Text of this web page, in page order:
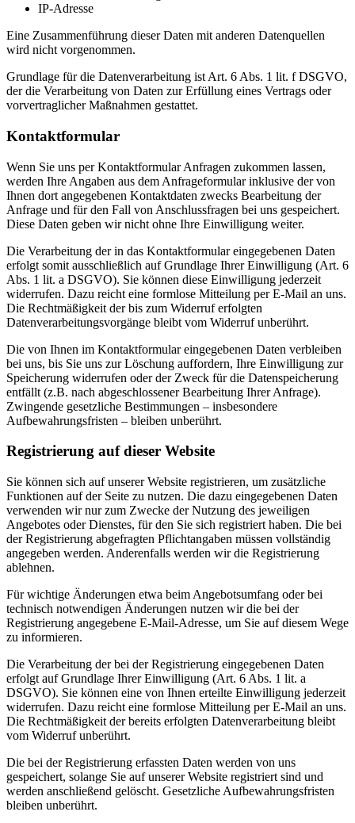
IP-Adresse
Eine Zusammenführung dieser Daten mit anderen Datenquellen
wird nicht vorgenommen.
Grundlage für die Datenverarbeitung ist Art. 6 Abs. 1 lit. f DSGVO,
der die Verarbeitung von Daten zur Erfüllung eines Vertrags oder
vorvertraglicher Maßnahmen gestattet.
Kontaktformular
Wenn Sie uns per Kontaktformular Anfragen zukommen lassen,
werden Ihre Angaben aus dem Anfrageformular inklusive der von
Ihnen dort angegebenen Kontaktdaten zwecks Bearbeitung der
Anfrage und für den Fall von Anschlussfragen bei uns gespeichert.
Diese Daten geben wir nicht ohne Ihre Einwilligung weiter.
Die Verarbeitung der in das Kontaktformular eingegebenen Daten
erfolgt somit ausschließlich auf Grundlage Ihrer Einwilligung (Art. 6
Abs. 1 lit. a DSGVO). Sie können diese Einwilligung jederzeit
widerrufen. Dazu reicht eine formlose Mitteilung per E-Mail an uns.
Die Rechtmäßigkeit der bis zum Widerruf erfolgten
Datenverarbeitungsvorgänge bleibt vom Widerruf unberührt.
Die von Ihnen im Kontaktformular eingegebenen Daten verbleiben
bei uns, bis Sie uns zur Löschung auffordern, Ihre Einwilligung zur
Speicherung widerrufen oder der Zweck für die Datenspeicherung
entfällt (z.B. nach abgeschlossener Bearbeitung Ihrer Anfrage).
Zwingende gesetzliche Bestimmungen – insbesondere
Aufbewahrungsfristen – bleiben unberührt.
Registrierung auf dieser Website
Sie können sich auf unserer Website registrieren, um zusätzliche
Funktionen auf der Seite zu nutzen. Die dazu eingegebenen Daten
verwenden wir nur zum Zwecke der Nutzung des jeweiligen
Angebotes oder Dienstes, für den Sie sich registriert haben. Die bei
der Registrierung abgefragten Pflichtangaben müssen vollständig
angegeben werden. Anderenfalls werden wir die Registrierung
ablehnen.
Für wichtige Änderungen etwa beim Angebotsumfang oder bei
technisch notwendigen Änderungen nutzen wir die bei der
Registrierung angegebene E-Mail-Adresse, um Sie auf diesem Wege
zu informieren.
Die Verarbeitung der bei der Registrierung eingegebenen Daten
erfolgt auf Grundlage Ihrer Einwilligung (Art. 6 Abs. 1 lit. a
DSGVO). Sie können eine von Ihnen erteilte Einwilligung jederzeit
widerrufen. Dazu reicht eine formlose Mitteilung per E-Mail an uns.
Die Rechtmäßigkeit der bereits erfolgten Datenverarbeitung bleibt
vom Widerruf unberührt.
Die bei der Registrierung erfassten Daten werden von uns
gespeichert, solange Sie auf unserer Website registriert sind und
werden anschließend gelöscht. Gesetzliche Aufbewahrungsfristen
bleiben unberührt.